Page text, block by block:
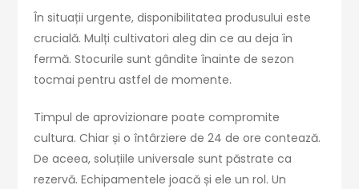
În situații urgente, disponibilitatea produsului este
crucială. Mulți cultivatori aleg din ce au deja în
fermă. Stocurile sunt gândite înainte de sezon
tocmai pentru astfel de momente.
Timpul de aprovizionare poate compromite
cultura. Chiar și o întârziere de 24 de ore contează.
De aceea, soluțiile universale sunt păstrate ca
rezervă. Echipamentele joacă și ele un rol. Un